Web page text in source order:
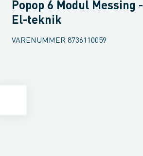
Popop 6 Modul Messing -
El-teknik
VARENUMMER 8736110059